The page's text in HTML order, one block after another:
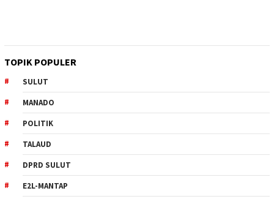
TOPIK POPULER
SULUT
MANADO
POLITIK
TALAUD
DPRD SULUT
E2L-MANTAP